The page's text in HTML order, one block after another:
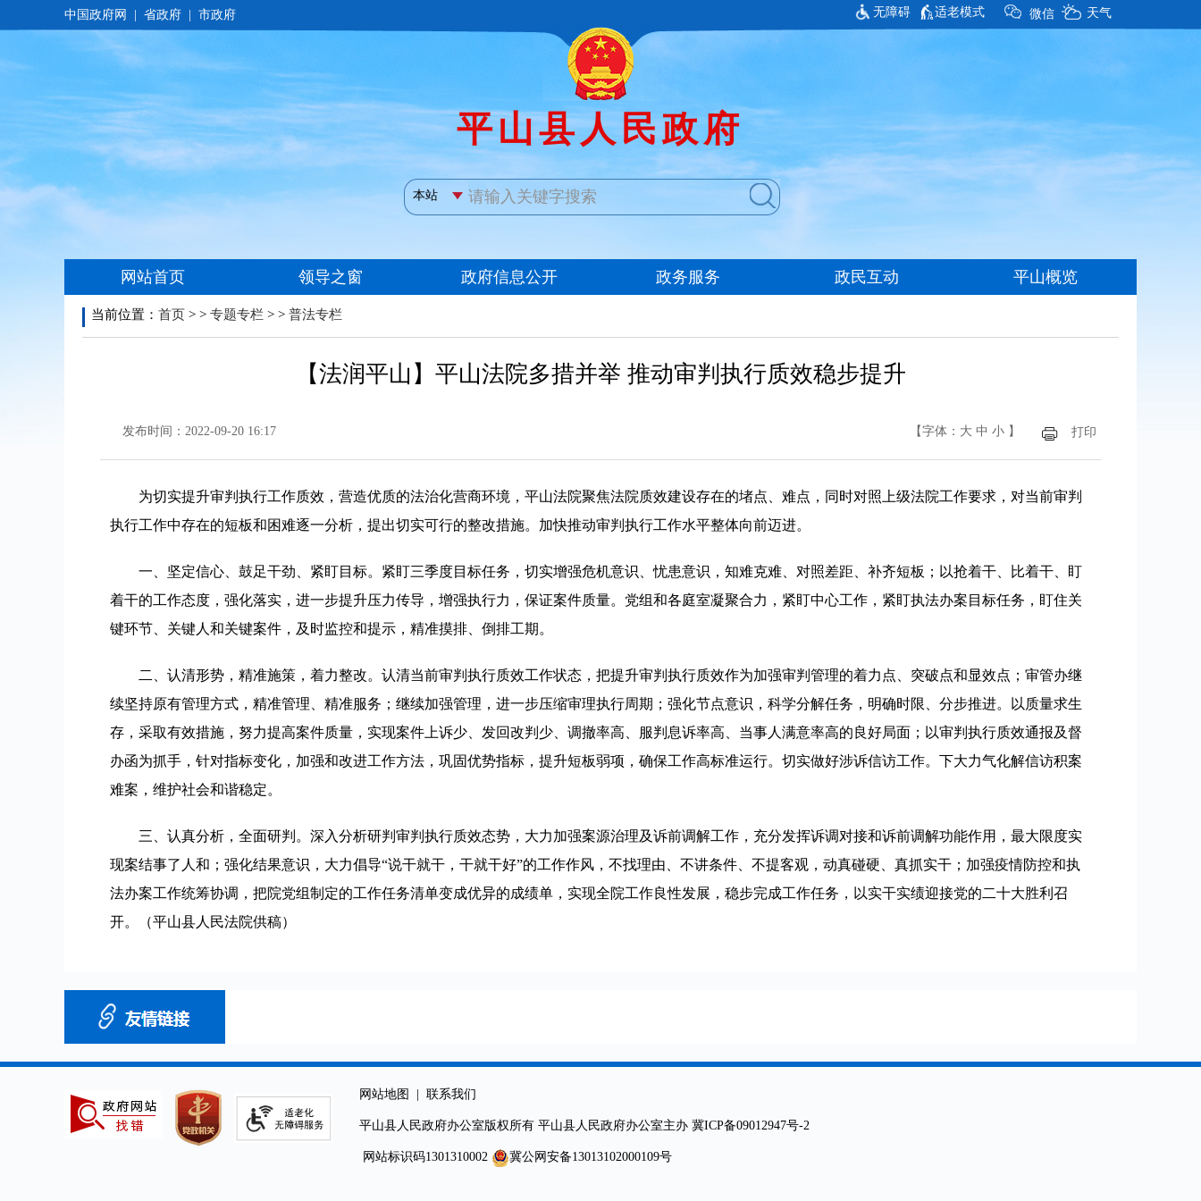
无障碍 适老模式
当前位置： 首页 > > 专题专栏 > > 普法专栏
【法润平山】平山法院多措并举 推动审判执行质效稳步提升
发布时间：2022-09-20 16:17 【字体： 大 中 小 】 打印
为切实提升审判执行工作质效，营造优质的法治化营商环境，平山法院聚焦法院质效建设存在的堵点、难点，同时对照上级法院工作要求，对当前审判
执行工作中存在的短板和困难逐一分析，提出切实可行的整改措施。加快推动审判执行工作水平整体向前迈进。
一、坚定信心、鼓足干劲、紧盯目标。紧盯三季度目标任务，切实增强危机意识、忧患意识，知难克难、对照差距、补齐短板；以抢着干、比着干、盯
着干的工作态度，强化落实，进一步提升压力传导，增强执行力，保证案件质量。党组和各庭室凝聚合力，紧盯中心工作，紧盯执法办案目标任务，盯住关
键环节、关键人和关键案件，及时监控和提示，精准摸排、倒排工期。
二、认清形势，精准施策，着力整改。认清当前审判执行质效工作状态，把提升审判执行质效作为加强审判管理的着力点、突破点和显效点；审管办继
续坚持原有管理方式，精准管理、精准服务；继续加强管理，进一步压缩审理执行周期；强化节点意识，科学分解任务，明确时限、分步推进。以质量求生
存，采取有效措施，努力提高案件质量，实现案件上诉少、发回改判少、调撤率高、服判息诉率高、当事人满意率高的良好局面；以审判执行质效通报及督
办函为抓手，针对指标变化，加强和改进工作方法，巩固优势指标，提升短板弱项，确保工作高标准运行。切实做好涉诉信访工作。下大力气化解信访积案
难案，维护社会和谐稳定。
三、认真分析，全面研判。深入分析研判审判执行质效态势，大力加强案源治理及诉前调解工作，充分发挥诉调对接和诉前调解功能作用，最大限度实
现案结事了人和；强化结果意识，大力倡导“说干就干，干就干好”的工作作风，不找理由、不讲条件、不提客观，动真碰硬、真抓实干；加强疫情防控和执
法办案工作统筹协调，把院党组制定的工作任务清单变成优异的成绩单，实现全院工作良性发展，稳步完成工作任务，以实干实绩迎接党的二十大胜利召
开。（平山县人民法院供稿）